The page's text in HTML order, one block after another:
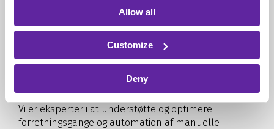
Allow all
Customize
Deny
Hos AddPro yder vi konsulent- og supportbistand på
virksomheds IT er rustet til nutiden og fremtiden. Vi
leverer en bred vifte af IT-løsninger
ERP og økonomisystemer
Vi er eksperter i at understøtte og optimere
forretningsgange og automation af manuelle